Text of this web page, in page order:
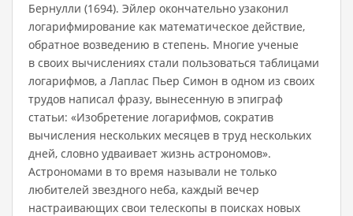
Бернулли (1694). Эйлер окончательно узаконил
логарифмирование как математическое действие,
обратное возведению в степень. Многие ученые
в своих вычислениях стали пользоваться таблицами
логарифмов, а Лаплас Пьер Симон в одном из своих
трудов написал фразу, вынесенную в эпиграф
статьи: «Изобретение логарифмов, сократив
вычисления нескольких месяцев в труд нескольких
дней, словно удваивает жизнь астрономов».
Астрономами в то время называли не только
любителей звездного неба, каждый вечер
настраивающих свои телескопы в поисках новых